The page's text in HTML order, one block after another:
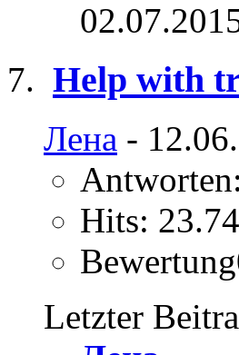
Help with
Лена -
Antworten:
Hits:
Letzter